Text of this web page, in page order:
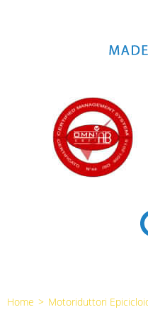
Home > Motoriduttori